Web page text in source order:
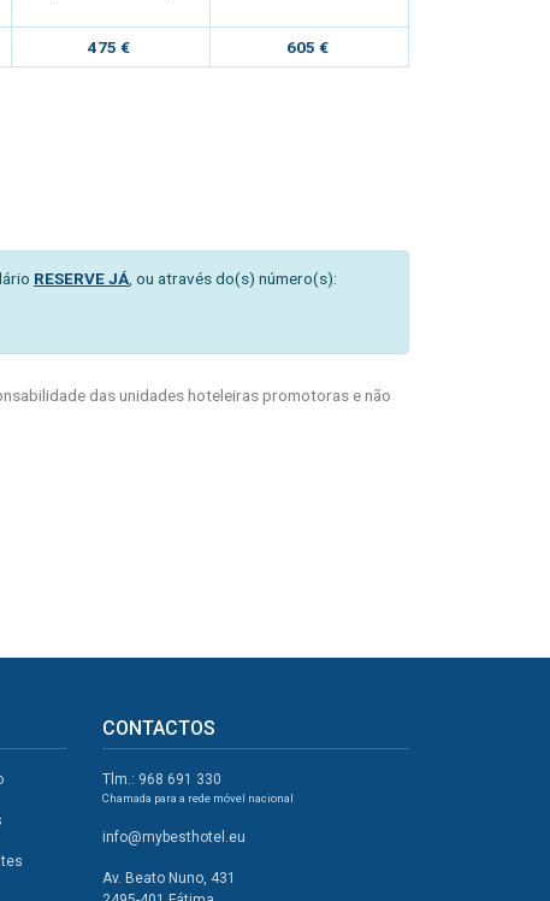
475 € 605 €
RESERVE JÁ, ou através do(s) número(s):
das unidades hoteleiras promotoras e não
CONTACTOS
Tlm.: 968 691 330
Chamada para a rede móvel nacional
info@mybesthotel.eu
Av. Beato Nuno, 431